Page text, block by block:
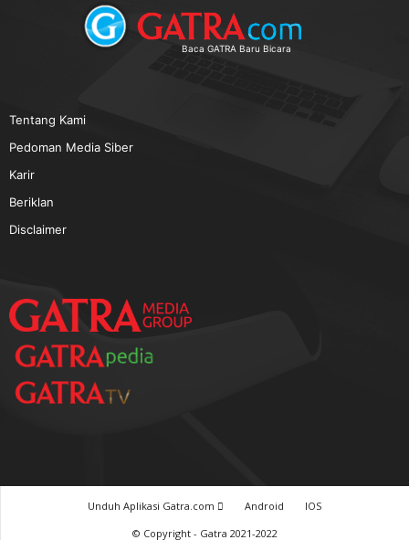
TERPOPULER
Baca GATRA Baru Bicara